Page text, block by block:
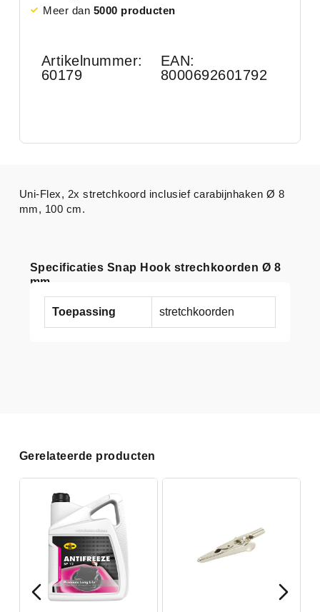
Meer dan 5000 producten
Artikelnummer:
60179
EAN:
8000692601792
Specificaties Snap Hook strechkoorden Ø 8
mm
Toepassing stretchkoorden
Uni-Flex, 2x stretchkoord inclusief carabijnhaken Ø 8
mm, 100 cm.
Gerelateerde producten